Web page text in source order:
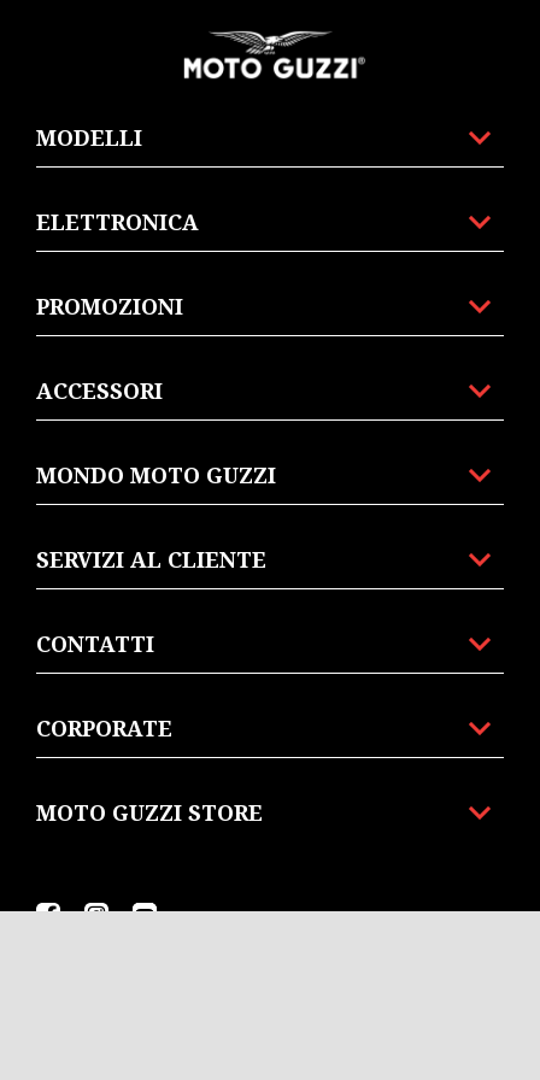
MODELLI
ELETTRONICA
PROMOZIONI
ACCESSORI
MONDO MOTO GUZZI
SERVIZI AL CLIENTE
CONTATTI
CORPORATE
MOTO GUZZI STORE
FacebookInstagram
Youtube